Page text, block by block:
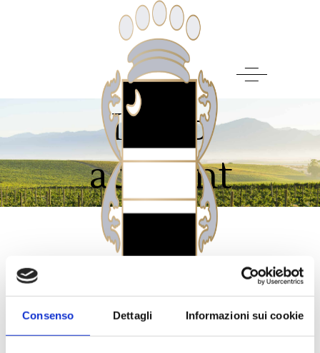
Consenso Dettagli Informazioni sui cookie
Il mio
account